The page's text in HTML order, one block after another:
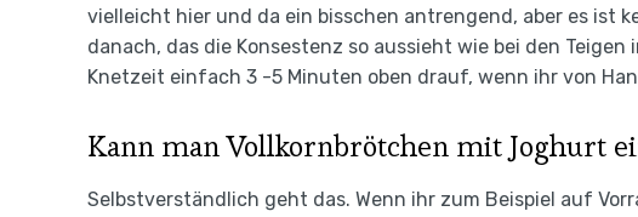
vielleicht hier und da ein bisschen antrengend, aber es ist
danach, das die Konsestenz so aussieht wie bei den
Knetzeit einfach 3 -5 Minuten oben drauf, wenn ihr von
Kann man Vollkornbrötchen mit Joghurt
Selbstverständlich geht das. Wenn ihr zum Beispiel auf